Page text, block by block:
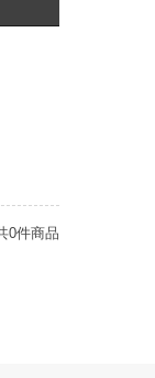
0件商品